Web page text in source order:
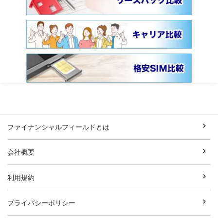
ファイナンシャルフィールドとは
会社概要
利用規約
プライバシーポリシー